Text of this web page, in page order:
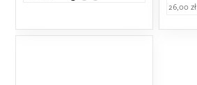
26,00 zł